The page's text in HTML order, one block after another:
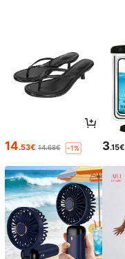
14.53€ 14.68€ -1% 3.15€